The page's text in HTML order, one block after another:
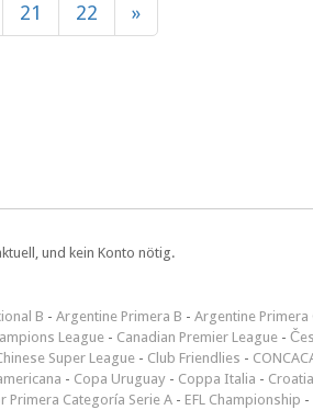
21 22 »
und kein Konto nötig.
B - Argentine Primera B - Argentine Primera
League - Canadian Premier League -
Super League - Club Friendlies -
- Copa Uruguay - Coppa Italia -
Primera Categoría Serie A - EFL Championship -